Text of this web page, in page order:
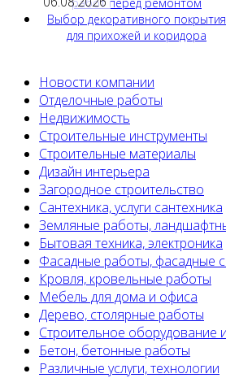
Выбор декоративного покрытия
для прихожей и коридора
Новости компании
Отделочные работы
Недвижимость
Строительные инструменты
Строительные материалы
Дизайн интерьера
Загородное строительство
Сантехника, услуги сантехника
Земляные работы,
Бытовая техника, электроника
Фасадные работы, фасадные
Кровля, кровельные работы
Мебель для дома и офиса
Дерево, столярные работы
Строительное оборудование
Бетон, бетонные работы
Различные услуги, технологии